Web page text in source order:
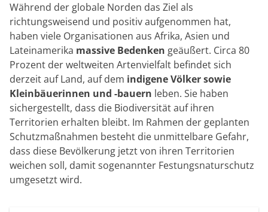
Während der globale Norden das Ziel als
richtungsweisend und positiv aufgenommen hat,
haben viele Organisationen aus Afrika, Asien und
Lateinamerika massive Bedenken geäußert. Circa 80
Prozent der weltweiten Artenvielfalt befindet sich
derzeit auf Land, auf dem indigene Völker sowie
Kleinbäuerinnen und -bauern leben. Sie haben
sichergestellt, dass die Biodiversität auf ihren
Territorien erhalten bleibt. Im Rahmen der geplanten
Schutzmaßnahmen besteht die unmittelbare Gefahr,
dass diese Bevölkerung jetzt von ihren Territorien
weichen soll, damit sogenannter Festungsnaturschutz
umgesetzt wird.